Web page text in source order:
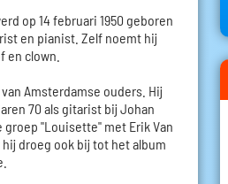
op 14 februari 1950 geboren
en pianist. Zelf noemt hij
clown.
Amsterdamse ouders. Hij
70 als gitarist bij Johan
groep "Louisette" met Erik Van
droeg ook bij tot het album